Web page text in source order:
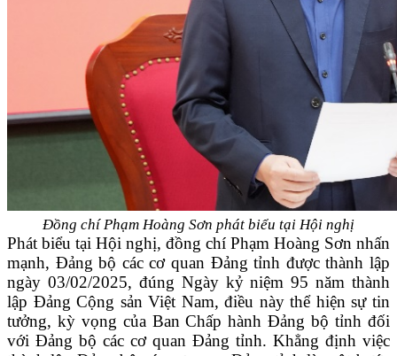
Đồng chí Phạm Hoàng Sơn phát biểu tại Hội nghị
Phát biểu tại Hội nghị, đồng chí Phạm Hoàng Sơn nhấn
mạnh, Đảng bộ các cơ quan Đảng tỉnh được thành lập
ngày 03/02/2025, đúng Ngày kỷ niệm 95 năm thành
lập Đảng Cộng sản Việt Nam, điều này thể hiện sự tin
tưởng, kỳ vọng của Ban Chấp hành Đảng bộ tỉnh đối
với Đảng bộ các cơ quan Đảng tỉnh. Khẳng định việc